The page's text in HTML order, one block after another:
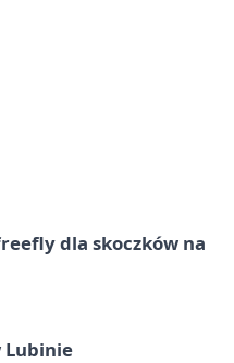
dla skoczków na
Lubinie